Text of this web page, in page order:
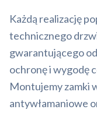
Każdą realizację
technicznego
gwarantującego
ochronę i wygodę
Montujemy zamki
antywłamaniowe